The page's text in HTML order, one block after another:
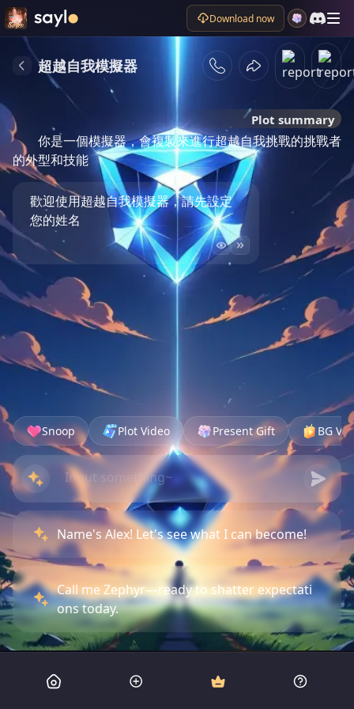
Download now
超越自我模擬器
Plot summary
你是一個模擬器，會複製來進行超越自我挑戰的挑戰者
的外型和技能
歡迎使用超越自我模擬器，請先設定
您的姓名
Snoop Plot Video Present Gift BG
Name's Alex! Let's see what I can become!
Call me Zephyr—ready to shatter expectati
ons today.